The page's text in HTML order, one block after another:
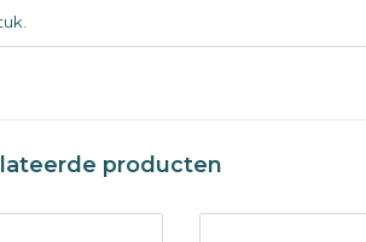
producten